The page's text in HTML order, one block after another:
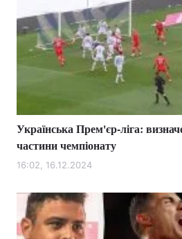
Українська Прем'єр-ліга:
частини чемпіонату
16:02, 16.12.2024